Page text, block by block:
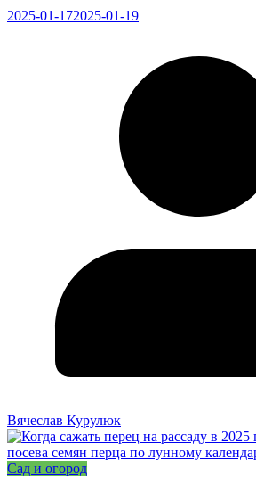
2025-01-172025-01-19
Вячеслав Курулюк
Сад и огород